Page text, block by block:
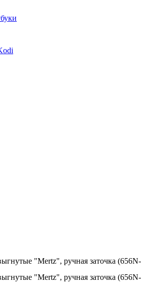
"Mertz", ручная заточка (656N-
"Mertz", ручная заточка (656N-